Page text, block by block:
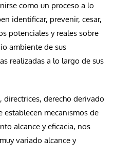
como un proceso a lo
identificar, prevenir, cesar,
potenciales y reales sobre
ambiente de sus
realizadas a lo largo de sus
directrices, derecho derivado
establecen mecanismos de
alcance y eficacia, nos
variado alcance y